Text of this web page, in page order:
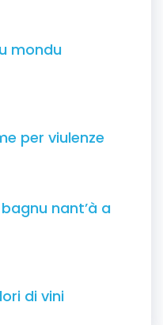
mondu
per viulenze
nant’à a
di vini